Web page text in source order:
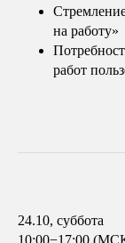
на работу»
работ
24.10, суббота
10:00−17:00